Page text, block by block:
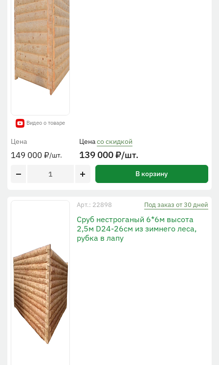
Видео о товаре
Цена
149 000₽/шт.
Ценасо скидкой
139 000₽/шт.
В корзину
Арт.: 22898 Под заказ от 30 дней
Сруб нестроганый 6*6м высота
2,5м D24-26см из зимнего леса,
рубка в лапу